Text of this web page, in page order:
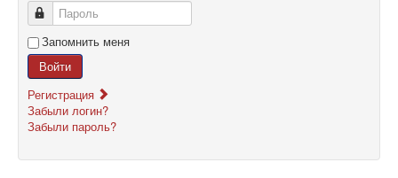
Пароль
Запомнить меня
Войти
Регистрация
Забыли логин?
Забыли пароль?